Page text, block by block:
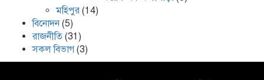
মহিপুর (14)
বিনোদন(5)
রাজনীতি (31)
সকল বিভাগ(3)